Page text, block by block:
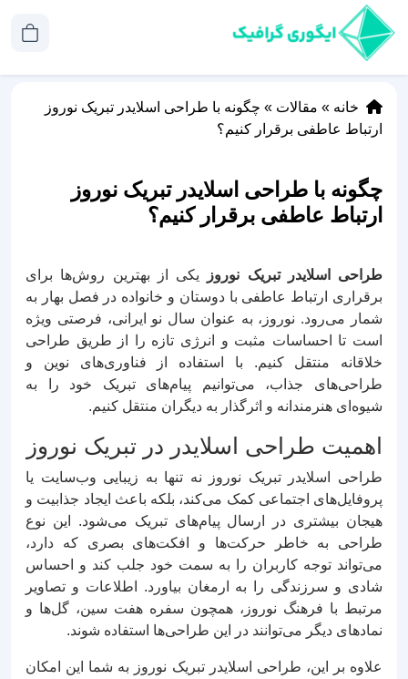
خانه » مقالات » چگونه با طراحی اسلایدر تبریک نوروز
ارتباط عاطفی برقرار کنیم؟
چگونه با طراحی اسلایدر تبریک نوروز
ارتباط عاطفی برقرار کنیم؟
طراحی اسلایدر تبریک نوروز
یکی از بهترین روش‌ها برای
برقراری ارتباط عاطفی با دوستان و خانواده در فصل بهار به
شمار می‌رود. نوروز، به عنوان سال نو ایرانی، فرصتی ویژه
است تا احساسات مثبت و انرژی تازه را از طریق طراحی
خلاقانه منتقل کنیم. با استفاده از فناوری‌های نوین و
طراحی‌های جذاب، می‌توانیم پیام‌های تبریک خود را به
شیوه‌ای هنرمندانه و اثرگذار به دیگران منتقل کنیم.
اهمیت طراحی اسلایدر در تبریک نوروز
طراحی اسلایدر تبریک نوروز نه تنها به زیبایی وب‌سایت یا
پروفایل‌های اجتماعی کمک می‌کند، بلکه باعث ایجاد جذابیت و
هیجان بیشتری در ارسال پیام‌های تبریک می‌شود. این نوع
طراحی به خاطر حرکت‌ها و افکت‌های بصری که دارد،
می‌تواند توجه کاربران را به سمت خود جلب کند و احساس
شادی و سرزندگی را به ارمغان بیاورد. اطلاعات و تصاویر
مرتبط با فرهنگ نوروز، همچون سفره هفت سین، گل‌ها و
نمادهای دیگر می‌توانند در این طراحی‌ها استفاده شوند.
علاوه بر این، طراحی اسلایدر تبریک نوروز به شما این امکان